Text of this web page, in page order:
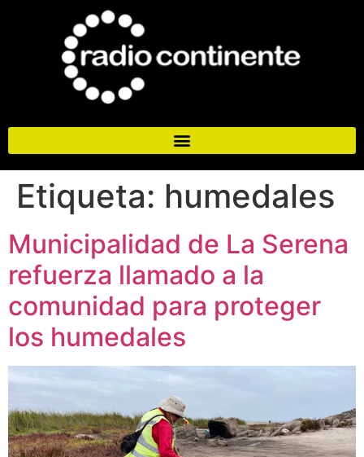
Etiqueta: humedales
Municipalidad de La Serena
refuerza llamado a la
comunidad para proteger
los humedales